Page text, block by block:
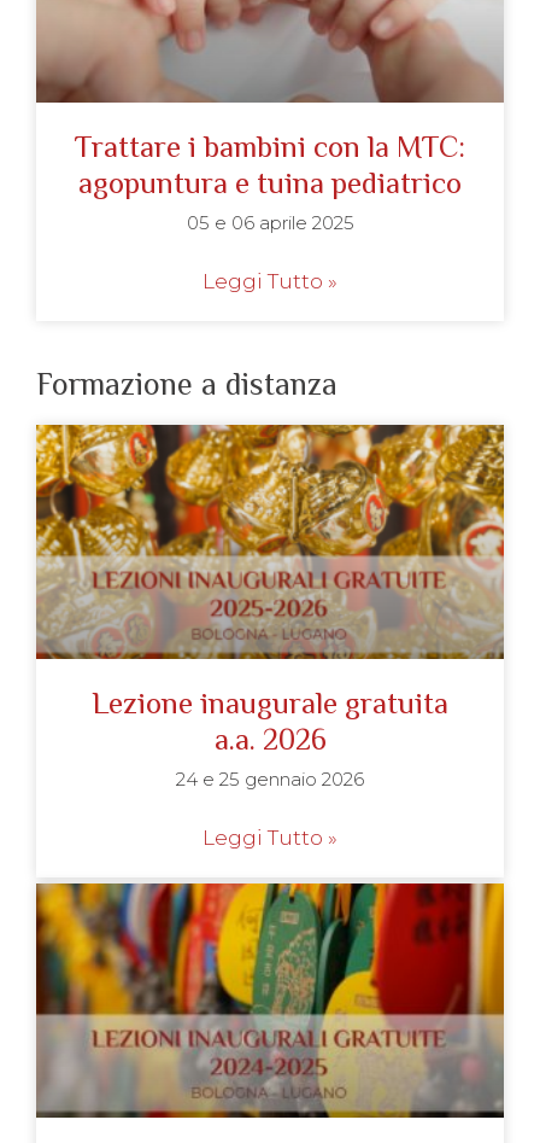
Trattare i bambini con la MTC:
agopuntura e tuina pediatrico
05 e 06 aprile 2025
Leggi Tutto »
Formazione a distanza
Lezione inaugurale gratuita
a.a. 2026
24 e 25 gennaio 2026
Leggi Tutto »